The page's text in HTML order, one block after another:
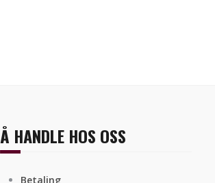
Å HANDLE HOS OSS
Betaling